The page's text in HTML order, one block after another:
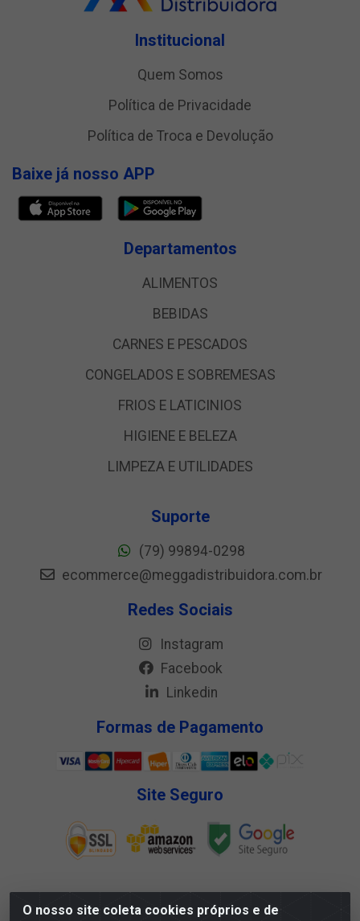
O nosso site coleta cookies próprios e de
Institucional
Quem Somos
Política de Privacidade
Política de Troca e Devolução
Baixe já nosso APP
Departamentos
ALIMENTOS
BEBIDAS
CARNES E PESCADOS
CONGELADOS E SOBREMESAS
FRIOS E LATICINIOS
HIGIENE E BELEZA
LIMPEZA E UTILIDADES
Suporte
(79) 99894-0298
ecommerce@meggadistribuidora.com.br
Redes Sociais
Instagram
Facebook
Linkedin
Formas de Pagamento
Site Seguro